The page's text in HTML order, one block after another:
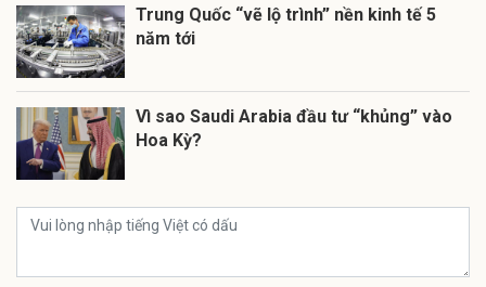
Trung Quốc “vẽ lộ trình” nền kinh tế 5
năm tới
Vì sao Saudi Arabia đầu tư “khủng” vào
Hoa Kỳ?